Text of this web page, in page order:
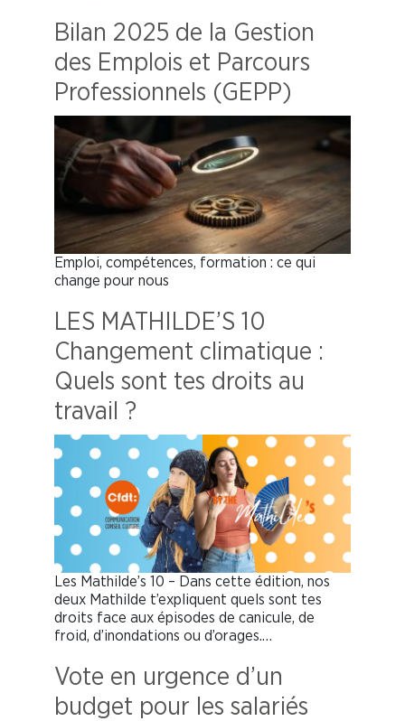
Bilan 2025 de la Gestion
des Emplois et Parcours
Professionnels (GEPP)
Emploi, compétences, formation : ce qui
change pour nous
LES MATHILDE’S 10
Changement climatique :
Quels sont tes droits au
travail ?
Les Mathilde’s 10 – Dans cette édition, nos
deux Mathilde t’expliquent quels sont tes
droits face aux épisodes de canicule, de
froid, d’inondations ou d’orages.…
Vote en urgence d’un
budget pour les salariés